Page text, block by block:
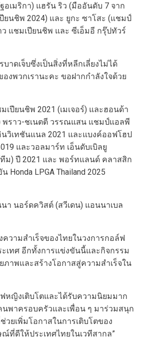
เมริกา) แฮรัน ริว (มืออันดับ 7 จาก
ยนชิพ 2024) และ ยูกะ ซาโสะ (แชมป์
แชมเปียนชิพ และ ซีเอ็มอี กรุ๊ปทัวร์
าดเจ็บซึ่งเป็นสิ่งที่หลีกเลี่ยงไม่ได้
พวกเรานะคะ ขอฝากกำลังใจด้วย
ปียนชิพ 2021 (เมเจอร์) และฮอนด้า
พราว-ชเนตตี วรรณแสน แชมป์แอลพี
นวิเทชันแนล 2021 และแบงค์ออฟโฮป
และวอลมาร์ท เอ็นดับเบิลยู
ม) ปี 2021 และ พอร์ทแลนด์ คลาสสิก
LPGA Thailand 2025
า นอร์ดควิสต์ (สวีเดน) แอนนาเบล
ความสำเร็จของไทยในวงการกอล์ฟ
เทศ อีกทั้งการแข่งขันนี้และกิจกรรม
าพและสร้างโอกาสสู่ความสำเร็จใน
หญิงเติบโตและได้รับความนิยมมาก
พาครอบครัวและเพื่อน ๆ มาร่วมสนุก
ยเพิ่มโอกาสในการเติบโตของ
ที่ดีให้ประเทศไทยในเวทีสากล”